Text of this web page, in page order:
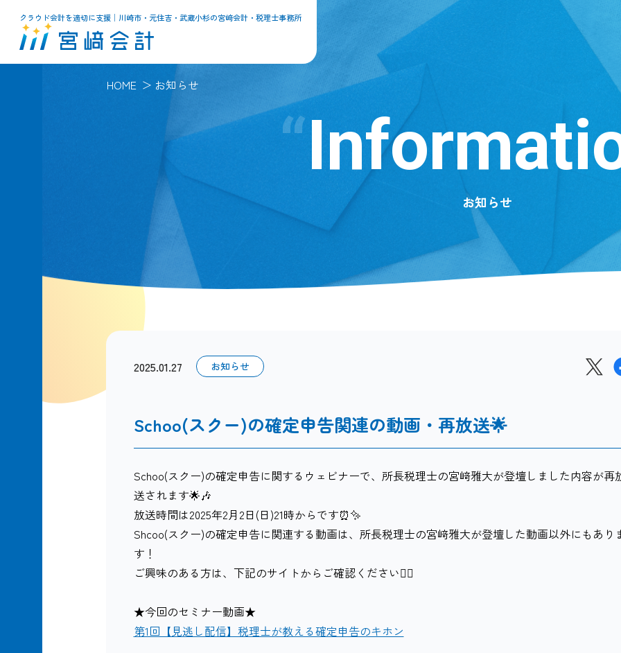
クラウド会計を適切に支援│川崎市・元住吉・武蔵小杉の宮﨑会計・税理士事務所
HOME お知らせ
お知らせ
2025.01.27 お知らせ
Schoo(スクー)の確定申告関連の動画・再放送🌟
Schoo(スクー)の確定申告に関するウェビナーで、所長税理士の宮﨑雅大が登壇しました内容が再
送されます🌟🎶
放送時間は2025年2月2日(日)21時からです⏰✨
Shcoo(スクー)の確定申告に関連する動画は、所長税理士の宮﨑雅大が登壇した動画以外にもあり
す！
ご興味のある方は、下記のサイトからご確認ください🙇‍♂️
★今回のセミナー動画★
第1回【見逃し配信】税理士が教える確定申告のキホン